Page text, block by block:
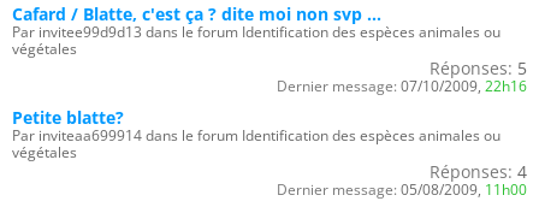
Cafard / Blatte, c'est ça ? dite moi non svp ...
Par invitee99d9d13 dans le forum Identification des espèces animales ou
végétales
Réponses: 5
Dernier message: 07/10/2009, 22h16
Petite blatte?
Par inviteaa699914 dans le forum Identification des espèces animales ou
végétales
Réponses: 4
Dernier message: 05/08/2009, 11h00